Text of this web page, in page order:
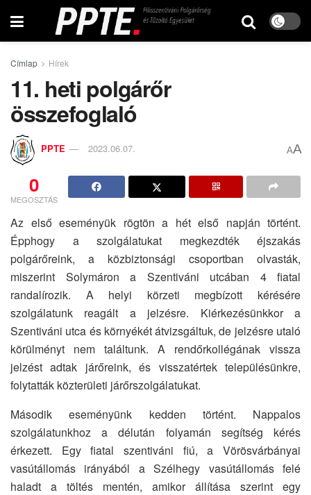
Címlap Hírek
11. heti polgárőr
összefoglaló
PPTE 2023.06.07. AA
0
MEGOSZTÁS
Az első eseményük rögtön a hét első napján történt.
Épphogy a szolgálatukat megkezdték éjszakás
polgárőreink, a közbiztonsági csoportban olvasták,
miszerint Solymáron a Szentiváni utcában 4 fiatal
randalírozik. A helyi körzeti megbízott kérésére
szolgálatunk reagált a jelzésre. Kiérkezésünkkor a
Szentiváni utca és környékét átvizsgáltuk, de jelzésre utaló
körülményt nem találtunk. A rendőrkollégának vissza
jelzést adtak járőreink, és visszatértek településünkre,
folytatták közterületi járőrszolgálatukat.
Második eseményünk kedden történt. Nappalos
szolgálatunkhoz a délután folyamán segítség kérés
érkezett. Egy fiatal szentiváni fiú, a Vörösvárbányai
vasútállomás irányából a Szélhegy vasútállomás felé
haladt a töltés mentén, amikor állítása szerint egy